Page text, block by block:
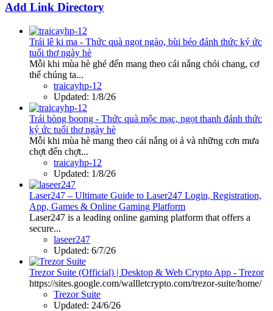
Add Link Directory
Trái lê ki ma - Thức quà ngọt ngào, bùi béo đánh thức ký ức
tuổi thơ ngày hè
Mỗi khi mùa hè ghé đến mang theo cái nắng chói chang, cơ
thể chúng ta...
traicayhp-12
Updated: 1/8/26
Trái bòng boong - Thức quà mộc mạc, ngọt thanh đánh thức
ký ức tuổi thơ ngày hè
Mỗi khi mùa hè mang theo cái nắng oi ả và những cơn mưa
chợt đến chợt...
traicayhp-12
Updated: 1/8/26
Laser247 – Ultimate Guide to Laser247 Login, Registration,
App, Games & Online Gaming Platform
Laser247 is a leading online gaming platform that offers a
secure...
laseer247
Updated: 6/7/26
Trezor Suite (Official) | Desktop & Web Crypto App - Trezor
https://sites.google.com/wallletcrypto.com/trezor-suite/home/
Trezor Suite
Updated: 24/6/26